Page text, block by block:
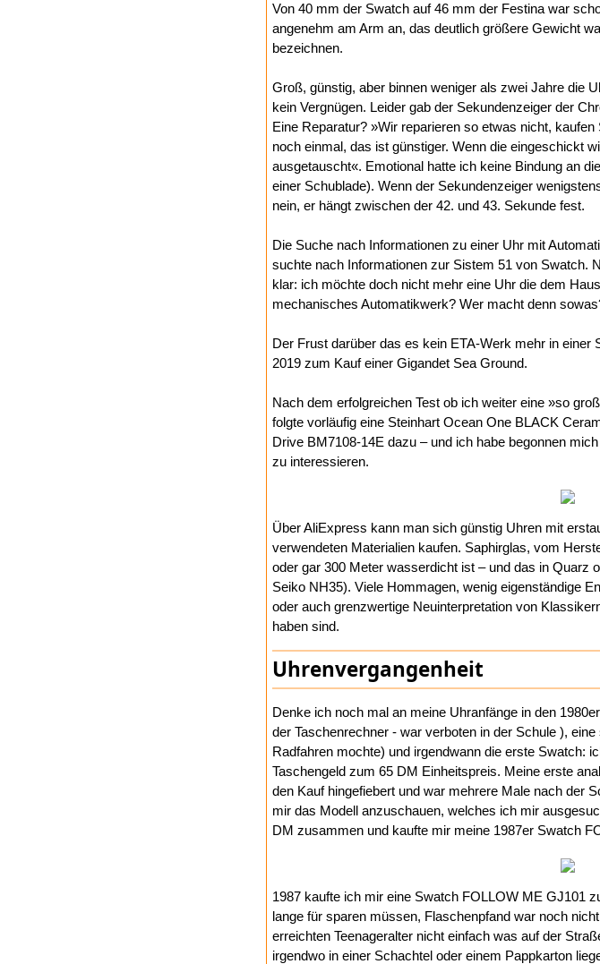
Von 40 mm der Swatch auf 46 mm der Festina war
angenehm am Arm an, das deutlich größere Gewicht
bezeichnen.
Groß, günstig, aber binnen weniger als zwei Jahre die
kein Vergnügen. Leider gab der Sekundenzeiger der
Eine Reparatur? »Wir reparieren so etwas nicht,
noch einmal, das ist günstiger. Wenn die eingeschickt
ausgetauscht«. Emotional hatte ich keine Bindung an
einer Schublade). Wenn der Sekundenzeiger
nein, er hängt zwischen der 42. und 43. Sekunde fest.
Die Suche nach Informationen zu einer Uhr mit
suchte nach Informationen zur Sistem 51 von Swatch.
klar: ich möchte doch nicht mehr eine Uhr die dem
mechanisches Automatikwerk? Wer macht denn
Der Frust darüber das es kein ETA-Werk mehr in einer
2019 zum Kauf einer Gigandet Sea Ground.
Nach dem erfolgreichen Test ob ich weiter eine »so
folgte vorläufig eine Steinhart Ocean One BLACK
Drive BM7108-14E dazu – und ich habe begonnen
zu interessieren.
Über AliExpress kann man sich günstig Uhren mit
verwendeten Materialien kaufen. Saphirglas, vom
oder gar 300 Meter wasserdicht ist – und das in Quarz
Seiko NH35). Viele Hommagen, wenig eigenständige
oder auch grenzwertige Neuinterpretation von
haben sind.
Uhrenvergangenheit
Denke ich noch mal an meine Uhranfänge in den
der Taschenrechner - war verboten in der Schule ), eine
Radfahren mochte) und irgendwann die erste Swatch:
Taschengeld zum 65 DM Einheitspreis. Meine erste
den Kauf hingefiebert und war mehrere Male nach der
mir das Modell anzuschauen, welches ich mir
DM zusammen und kaufte mir meine 1987er Swatch
1987 kaufte ich mir eine Swatch FOLLOW ME GJ101
lange für sparen müssen, Flaschenpfand war noch
erreichten Teenageralter nicht einfach was auf der
irgendwo in einer Schachtel oder einem Pappkarton